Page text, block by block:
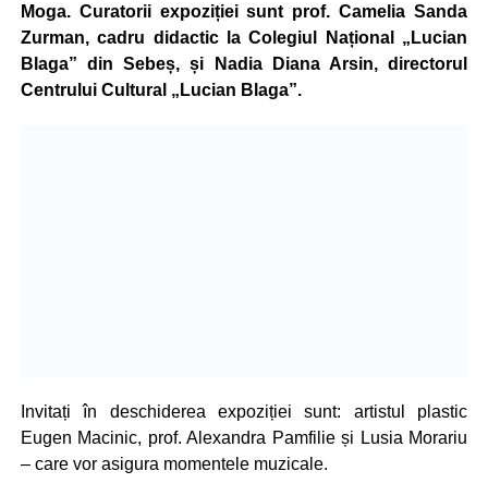
Moga. Curatorii expoziției sunt prof. Camelia Sanda
Zurman, cadru didactic la Colegiul Național „Lucian
Blaga” din Sebeș, și Nadia Diana Arsin, directorul
Centrului Cultural „Lucian Blaga”.
Invitați în deschiderea expoziției sunt: artistul plastic
Eugen Macinic, prof. Alexandra Pamfilie și Lusia Morariu
– care vor asigura momentele muzicale.